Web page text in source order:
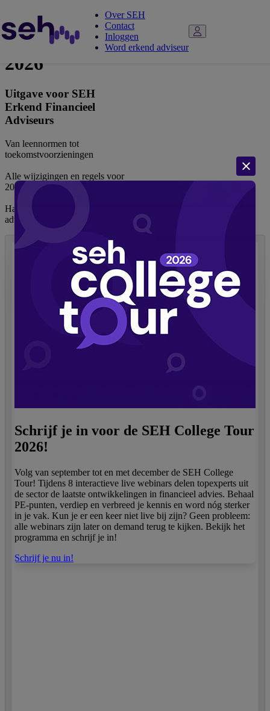
Over SEH
Contact
Inloggen
Word erkend adviseur
Adviespocket
2026
Uitgave voor SEH
Erkend Financieel
Adviseurs
Van leennormen tot
toekomstvoorzieningen
Alle wijzigingen en regels voor
2026
Handige tools voor de
adviespraktijk
Schrijf je in voor de SEH College Tour
2026!
Volg van september tot en met december de SEH College
Tour! Tijdens 8 interactieve live webinars delen topexperts uit
de sector de laatste ontwikkelingen in financieel advies. Behaal
PE-punten, verdiep en verbreed je kennis en word nóg sterker
in je vak. Kun je er een keer niet live bij zijn? Geen probleem:
alle webinars zijn later on demand terug te kijken. Bekijk het
programma en schrijf je in!
Schrijf je nu in!